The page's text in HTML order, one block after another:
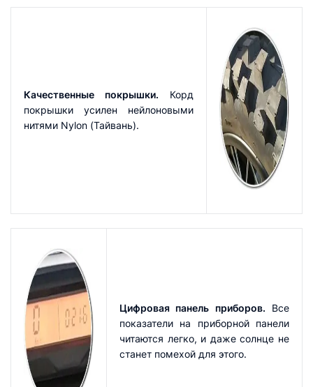
Качественные покрышки. Корд
покрышки усилен нейлоновыми
нитями Nylon (Тайвань).
Цифровая панель приборов. Все
показатели на приборной панели
читаются легко, и даже солнце не
станет помехой для этого.